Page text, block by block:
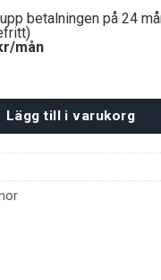
betalningen på 24
mån
Lägg till i varukorg